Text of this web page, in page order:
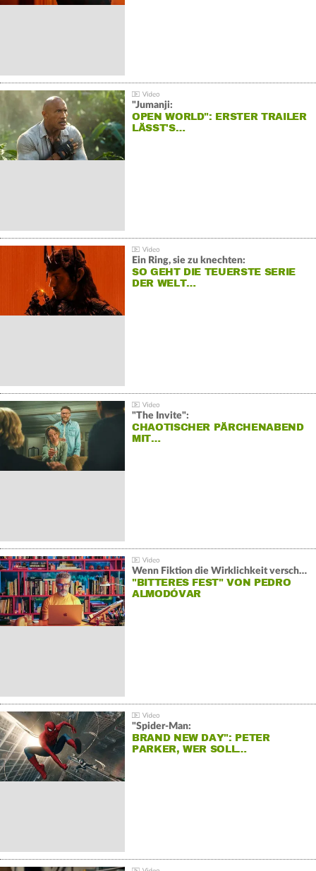
"Jumanji:
OPEN WORLD": ERSTER TRAILER
LÄSST'S…
Ein Ring, sie zu knechten:
SO GEHT DIE TEUERSTE SERIE
DER WELT…
"The Invite":
CHAOTISCHER PÄRCHENABEND
MIT…
Wenn Fiktion die Wirklichkeit verschiebt:
"BITTERES FEST" VON PEDRO
ALMODÓVAR
"Spider-Man:
BRAND NEW DAY": PETER
PARKER, WER SOLL…